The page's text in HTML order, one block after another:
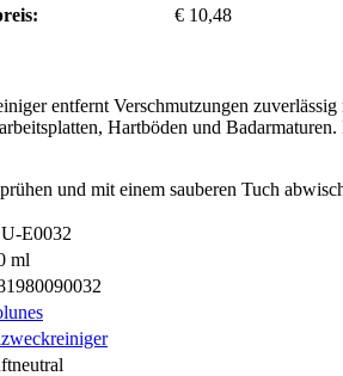
€ 10,48
entfernt Verschmutzungen
Hartböden und
und mit einem sauberen Tuch
E0032
ml